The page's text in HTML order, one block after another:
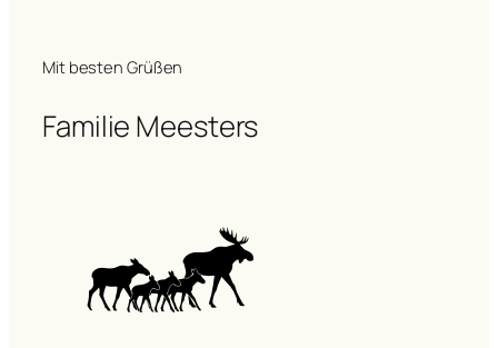
Mit besten Grüßen
Familie Meesters